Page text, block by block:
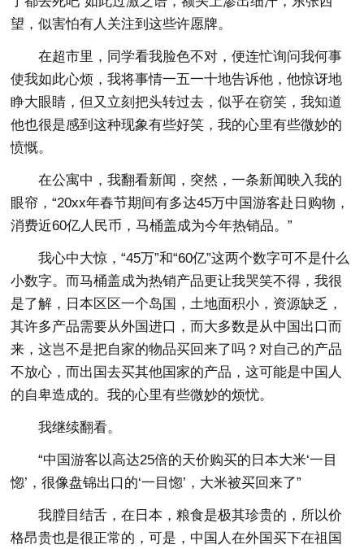
望，似害怕有人关注到这些许愿牌。
在超市里，同学看我脸色不对，便连忙询问我何事
使我如此心烦，我将事情一五一十地告诉他，他惊讶地
睁大眼睛，但又立刻把头转过去，似乎在窃笑，我知道
他也很是感到这种现象有些好笑，我的心里有些微妙的
愤慨。
在公寓中，我翻看新闻，突然，一条新闻映入我的
眼帘，“20xx年春节期间有多达45万中国游客赴日购物，
消费近60亿人民币，马桶盖成为今年热销品。”
我心中大惊，“45万”和“60亿”这两个数字可不是什么
小数字。而马桶盖成为热销产品更让我哭笑不得，我很
是了解，日本区区一个岛国，土地面积小，资源缺乏，
其许多产品需要从外国进口，而大多数是从中国出口而
来，这岂不是把自家的物品买回来了吗？对自己的产品
不放心，而出国去买其他国家的产品，这可能是中国人
的自卑造成的。我的心里有些微妙的烦忧。
我继续翻看。
“中国游客以高达25倍的天价购买的日本大米‘一目
惚’，很像盘锦出口的‘一目惚’，大米被买回来了”
我膛目结舌，在日本，粮食是极其珍贵的，所以价
格昂贵也是很正常的，可是，中国人在外国买下在祖国